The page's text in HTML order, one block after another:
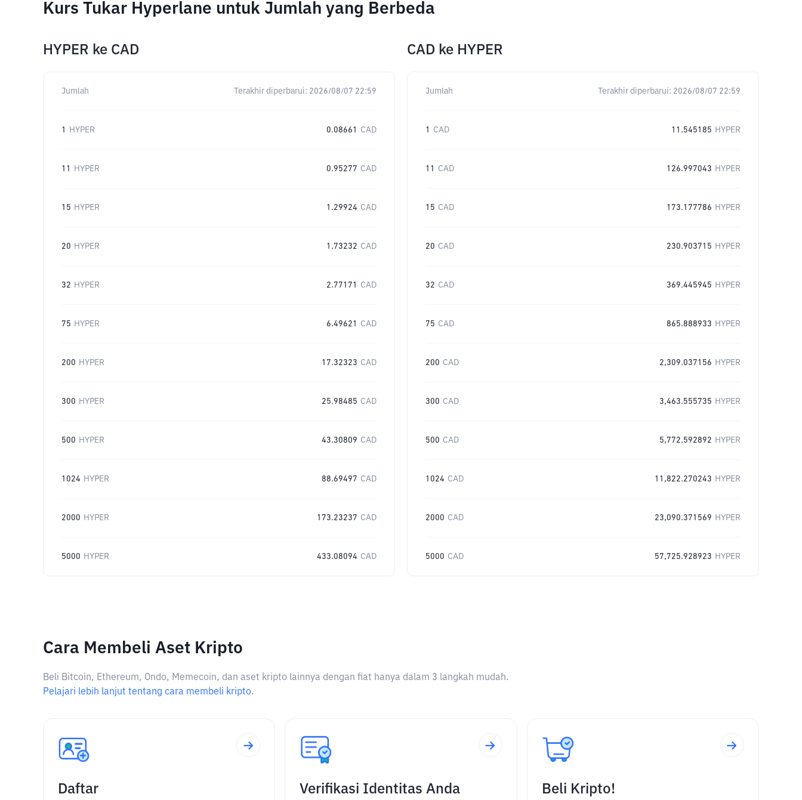
Kurs Tukar Hyperlane untuk Jumlah yang Berbeda
HYPER ke CAD
Jumlah Terakhir diperbarui: 2026/08/07 22:59
1 HYPER 0.08661 CAD
11 HYPER 0.95277 CAD
15 HYPER 1.29924 CAD
20 HYPER 1.73232 CAD
32 HYPER 2.77171 CAD
75 HYPER 6.49621 CAD
200 HYPER 17.32323 CAD
300 HYPER 25.98485 CAD
500 HYPER 43.30809 CAD
1024 HYPER 88.69497 CAD
2000 HYPER 173.23237 CAD
5000 HYPER 433.08094 CAD
CAD ke HYPER
Jumlah Terakhir diperbarui: 2026/08/07 22:59
1 CAD 11.545185 HYPER
11 CAD 126.997043 HYPER
15 CAD 173.177786 HYPER
20 CAD 230.903715 HYPER
32 CAD 369.445945 HYPER
75 CAD 865.888933 HYPER
200 CAD 2,309.037156 HYPER
300 CAD 3,463.555735 HYPER
500 CAD 5,772.592892 HYPER
1024 CAD 11,822.270243 HYPER
2000 CAD 23,090.371569 HYPER
5000 CAD 57,725.928923 HYPER
Cara Membeli Aset Kripto
Beli Bitcoin, Ethereum, Ondo, Memecoin, dan aset kripto lainnya dengan fiat hanya dalam 3 langkah mudah.
Pelajari lebih lanjut tentang cara membeli kripto.
Daftar Verifikasi Identitas Anda Beli Kripto!